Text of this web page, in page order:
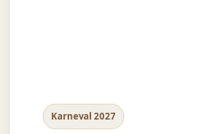
Karneval 2027